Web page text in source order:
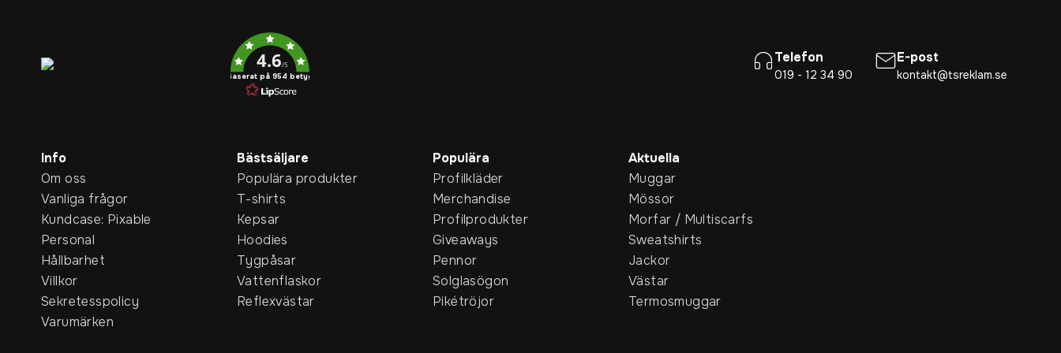
4.6/5
Baserat på 954 betyg
Telefon
019 - 12 34 90
E-post
kontakt@tsreklam.se
Info
Om oss
Vanliga frågor
Kundcase: Pixable
Personal
Hållbarhet
Villkor
Sekretesspolicy
Varumärken
Bästsäljare
Populära produkter
T-shirts
Kepsar
Hoodies
Tygpåsar
Vattenflaskor
Reflexvästar
Populära
Profilkläder
Merchandise
Profilprodukter
Giveaways
Pennor
Solglasögon
Pikétröjor
Aktuella
Muggar
Mössor
Morfar / Multiscarfs
Sweatshirts
Jackor
Västar
Termosmuggar